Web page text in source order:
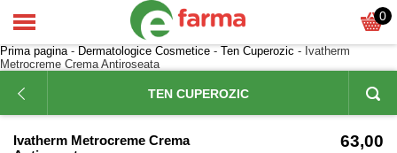
0
Prima pagina- Dermatologice Cosmetice - Ten Cuperozic - Ivatherm
Metrocreme Crema Antiroseata
TEN CUPEROZIC
Ivatherm Metrocreme Crema
63,00